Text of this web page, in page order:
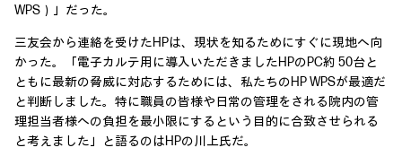
WPS）」だった。
三友会から連絡を受けたHPは、現状を知るためにすぐに現地へ向
かった。「電子カルテ用に導入いただきましたHPのPC約 50台と
ともに最新の脅威に対応するためには、私たちのHP WPSが最適だ
と判断しました。特に職員の皆様や日常の管理をされる院内の管
理担当者様への負担を最小限にするという目的に合致させられる
と考えました」と語るのはHPの川上氏だ。